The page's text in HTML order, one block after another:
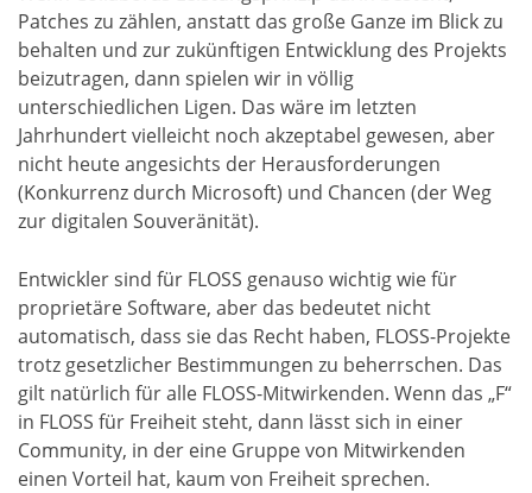
Patches zu zählen, anstatt das große Ganze im Blick zu
behalten und zur zukünftigen Entwicklung des Projekts
beizutragen, dann spielen wir in völlig
unterschiedlichen Ligen. Das wäre im letzten
Jahrhundert vielleicht noch akzeptabel gewesen, aber
nicht heute angesichts der Herausforderungen
(Konkurrenz durch Microsoft) und Chancen (der Weg
zur digitalen Souveränität).
Entwickler sind für FLOSS genauso wichtig wie für
proprietäre Software, aber das bedeutet nicht
automatisch, dass sie das Recht haben, FLOSS-Projekte
trotz gesetzlicher Bestimmungen zu beherrschen. Das
gilt natürlich für alle FLOSS-Mitwirkenden. Wenn das „F“
in FLOSS für Freiheit steht, dann lässt sich in einer
Community, in der eine Gruppe von Mitwirkenden
einen Vorteil hat, kaum von Freiheit sprechen.